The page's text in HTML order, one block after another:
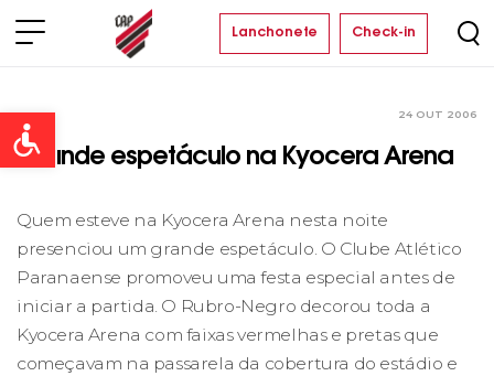
Open toolbar
Lanchonete Check-in
24 OUT 2006
Grande espetáculo na Kyocera Arena
Quem esteve na Kyocera Arena nesta noite
presenciou um grande espetáculo. O Clube Atlético
Paranaense promoveu uma festa especial antes de
iniciar a partida. O Rubro-Negro decorou toda a
Kyocera Arena com faixas vermelhas e pretas que
começavam na passarela da cobertura do estádio e